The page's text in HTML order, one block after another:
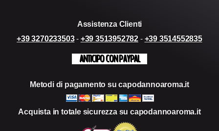
Assistenza Clienti
+39 3270233503- +39 3513952782 - +39 3514552835
ANTICIPO CON PAYPAL
Metodi di pagamento su capodannoaroma.it
Acquista in totale sicurezza su capodannoaroma.it